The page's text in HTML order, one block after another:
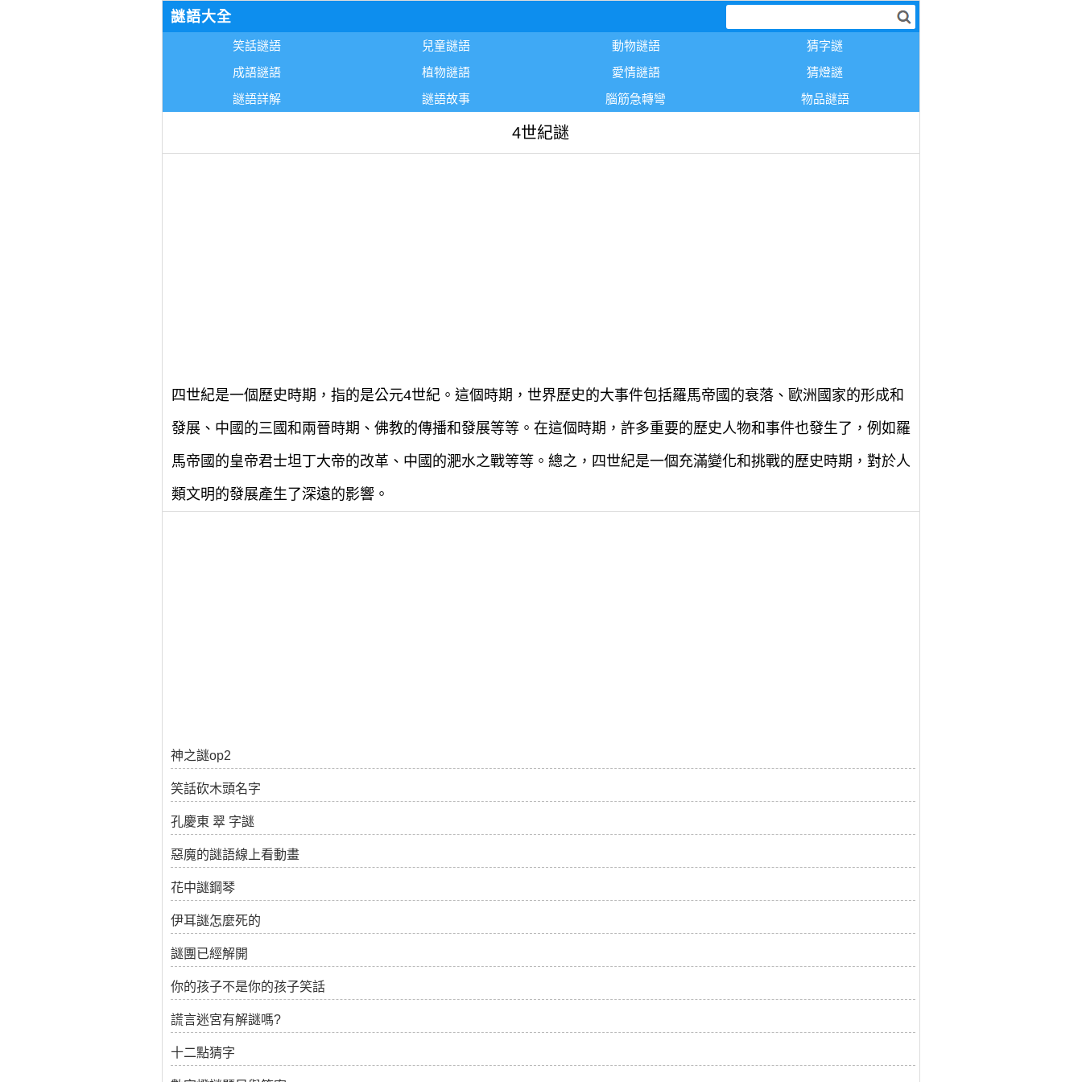
謎語大全
笑話謎語 兒童謎語 動物謎語
猜字謎
成語謎語
植物謎語 愛情謎語
猜燈謎
謎語詳解
謎語故事 腦筋急轉彎 物品謎語
4世紀謎
四世紀是一個歷史時期，指的是公元4世紀。這個時期，世界歷史的大事件包括羅馬帝國的衰落、歐洲國家的形成和
發展、中國的三國和兩晉時期、佛教的傳播和發展等等。在這個時期，許多重要的歷史人物和事件也發生了，例如羅
馬帝國的皇帝君士坦丁大帝的改革、中國的淝水之戰等等。總之，四世紀是一個充滿變化和挑戰的歷史時期，對於人
類文明的發展產生了深遠的影響。
神之謎op2
笑話砍木頭名字
孔慶東 翠 字謎
惡魔的謎語線上看動畫
花中謎鋼琴
伊耳謎怎麼死的
謎團已經解開
你的孩子不是你的孩子笑話
謊言迷宮有解謎嗎?
十二點猜字